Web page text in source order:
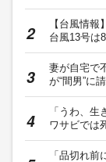
【台風情
台風13号は
妻が自宅で
が“間男”に
「うわ、
ワサビでは
「品切れ